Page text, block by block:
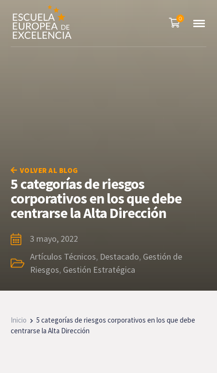
0
VOLVER AL BLOG
5 categorías de riesgos
corporativos en los que debe
centrarse la Alta Dirección
3 mayo, 2022
Artículos Técnicos, Destacado, Gestión de
Riesgos, Gestión Estratégica
Inicio
5 categorías de riesgos corporativos en los que debe
centrarse la Alta Dirección